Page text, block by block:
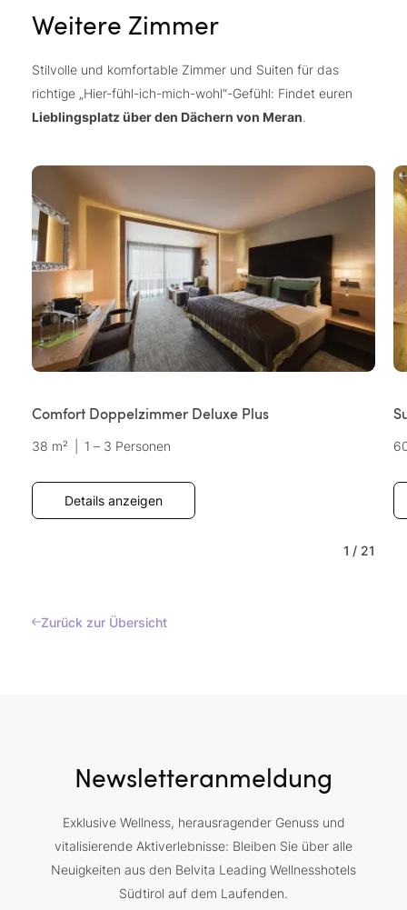
Weitere Zimmer
Stilvolle und komfortable Zimmer und Suiten für das
richtige „Hier-fühl-ich-mich-wohl“-Gefühl: Findet euren
Lieblingsplatz über den Dächern von Meran.
Comfort Doppelzimmer Deluxe Plus
38 m² 1 – 3 Personen
Details anzeigen
1 / 21
Zurück zur Übersicht
Newsletteranmeldung
Exklusive Wellness, herausragender Genuss und
vitalisierende Aktiverlebnisse: Bleiben Sie über alle
Neuigkeiten aus den Belvita Leading Wellnesshotels
Südtirol auf dem Laufenden.